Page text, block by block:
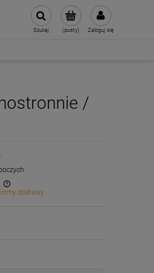
(pusty) Zaloguj się
Szukaj
/
dostawy